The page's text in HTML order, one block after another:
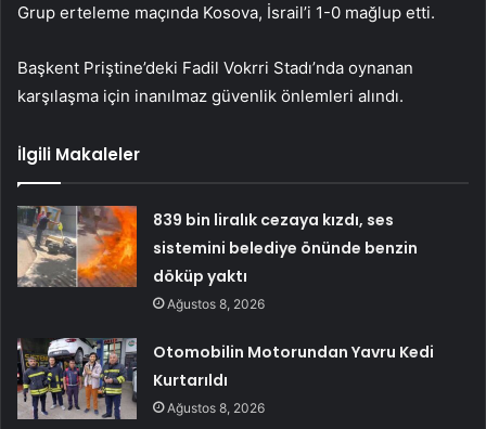
Grup erteleme maçında Kosova, İsrail’i 1-0 mağlup etti.
Başkent Priştine’deki Fadil Vokrri Stadı’nda oynanan
karşılaşma için inanılmaz güvenlik önlemleri alındı.
İlgili Makaleler
839 bin liralık cezaya kızdı, ses
sistemini belediye önünde benzin
döküp yaktı
Ağustos 8, 2026
Otomobilin Motorundan Yavru Kedi
Kurtarıldı
Ağustos 8, 2026